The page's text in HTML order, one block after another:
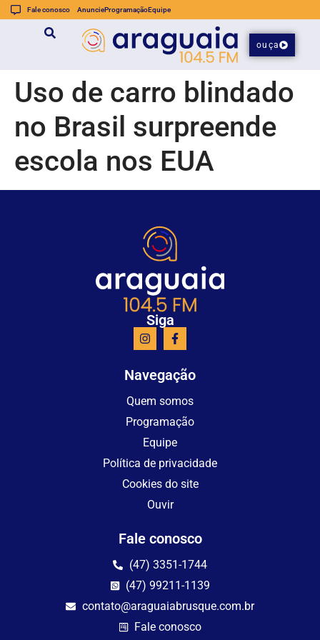
Fale conosco AnuncieProgramaçãoEquipe
ouça
Uso de carro blindado
no Brasil surpreende
escola nos EUA
Siga
Navegação
Quem somos
Programação
Equipe
Política de privacidade
Cookies do site
Ouvir
Fale conosco
(47) 3351-1744
(47) 99211-1139
contato@araguaiabrusque.com.br
Fale conosco